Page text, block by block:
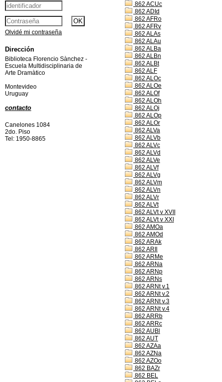
862 ACUc
862 ADId
862 AFRo
862 AFRv
862 ALAs
862 ALAu
862 ALBa
862 ALBn
862 ALBt
862 ALF
862 ALOc
862 ALOe
862 ALOf
862 ALOh
862 ALOj
862 ALOp
862 ALOr
862 ALVa
862 ALVb
862 ALVc
862 ALVd
862 ALVe
862 ALVf
862 ALVg
862 ALVm
862 ALVn
862 ALVr
862 ALVt
862 ALVt v XVII
862 ALVt v XXI
862 AMOa
862 AMOd
862 ARAk
862 ARIl
862 ARMe
862 ARNa
862 ARNp
862 ARNs
862 ARNt v.1
862 ARNt v.2
862 ARNt v.3
862 ARNt v.4
862 ARRb
862 ARRc
862 AUBl
862 AUT
862 AZAa
862 AZNa
862 AZOo
862 BAZr
862 BEL
Olvidé mi contraseña
Dirección
Biblioteca Florencio Sànchez -
Escuela Multidisciplinaria de
Arte Dramàtico
Montevideo
Uruguay
contacto
Canelones 1084
2do. Piso
Tel: 1950-8865